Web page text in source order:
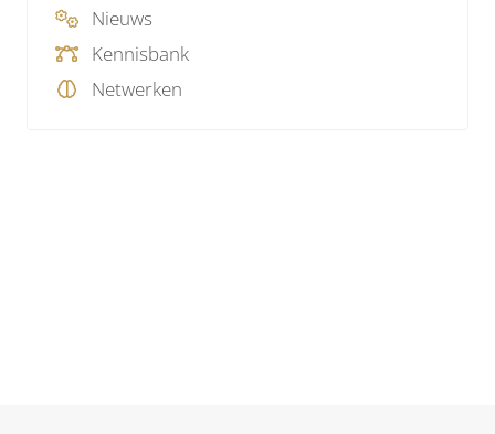
Nieuws
Kennisbank
Netwerken